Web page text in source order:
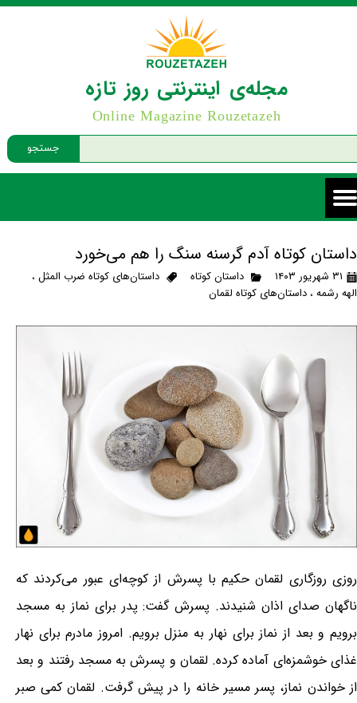
جستجو
مجله‌ی اینترنتی روز تازه
Online Magazine Rouzetazeh
داستان کوتاه آدم گرسنه سنگ را هم می‌خورد
۳۱ شهریور ۱۴۰۳ داستان کوتاه داستان‌های کوتاه ضرب المثل،
الهه رشمه، داستان‌های کوتاه لقمان
روزی روزگاری لقمان حکیم با پسرش از کوچه‌ای عبور می‌کردند که
ناگهان صدای اذان شنیدند. پسرش گفت: پدر برای نماز به مسجد
برویم و بعد از نماز برای نهار به منزل برویم. امروز مادرم برای نهار
غذای خوشمزه‌ای آماده کرده. لقمان و پسرش به مسجد رفتند و بعد
از خواندن نماز، پسر مسیر خانه را در پیش گرفت. لقمان کمی صبر